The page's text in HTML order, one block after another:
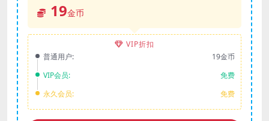
19金币
VIP折扣
普通用户:
19金币
VIP会员:
免费
永久会员:
免费